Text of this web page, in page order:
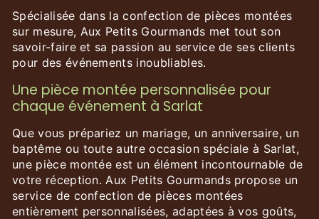
Spécialisée dans la confection de pièces montées
sur mesure, Aux Petits Gourmands met tout son
savoir-faire et sa passion au service de ses clients
pour des événements inoubliables.
Une pièce montée personnalisée pour
chaque événement à Sarlat
Que vous prépariez un mariage, un anniversaire, un
baptême ou toute autre occasion spéciale à Sarlat,
une pièce montée est un élément incontournable de
votre réception. Aux Petits Gourmands propose un
service de confection de pièces montées
entièrement personnalisées, adaptées à vos goûts,